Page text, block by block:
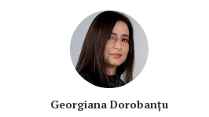
Georgiana Dorobanțu